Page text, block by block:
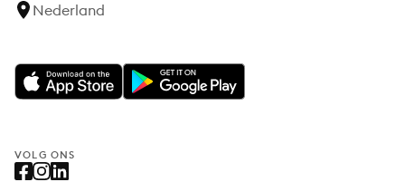
Nederland
VOLG ONS